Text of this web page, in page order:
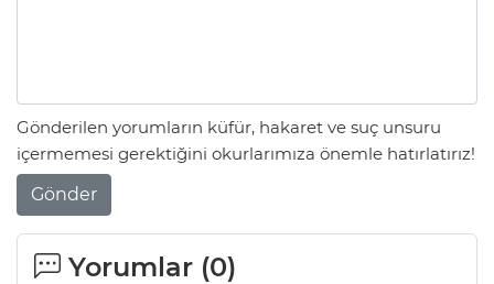
Gönderilen yorumların küfür, hakaret ve suç unsuru
içermemesi gerektiğini okurlarımıza önemle hatırlatırız!
Gönder
Yorumlar (0)